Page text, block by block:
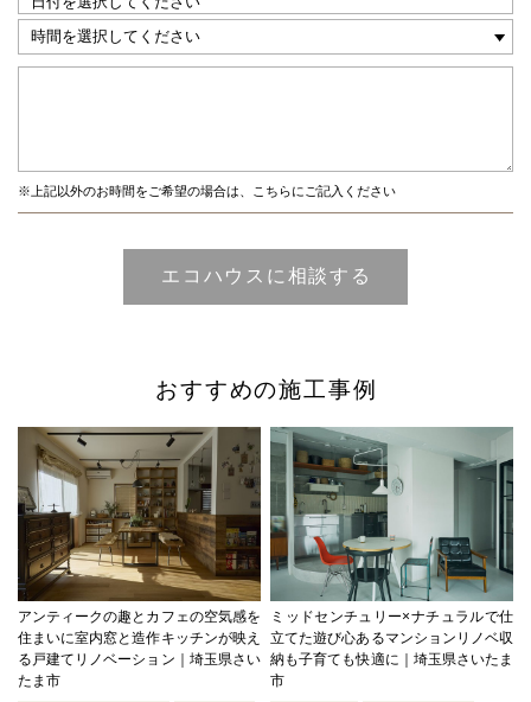
※上記以外のお時間をご希望の場合は、こちらにご記入ください
おすすめの施工事例
アンティークの趣とカフェの空気感を
住まいに室内窓と造作キッチンが映え
る戸建てリノベーション｜埼玉県さい
たま市
ミッドセンチュリー×ナチュラルで仕
立てた遊び心あるマンションリノベ収
納も子育ても快適に｜埼玉県さいたま
市